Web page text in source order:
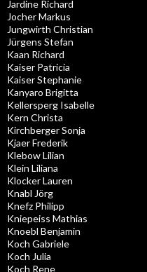
Jardine Richard
Jocher Markus
Jungwirth Christian
Jürgens Stefan
Kaan Richard
Kaiser Patricia
Kaiser Stephanie
Kanyaro Brigitta
Kellersperg Isabelle
Kern Christa
Kirchberger Sonja
Kjaer Frederik
Klebow Lilian
Klein Liliana
Klocker Lauren
Knabl Jörg
Knefz Philipp
Kniepeiss Mathias
Knoebl Benjamin
Koch Gabriele
Koch Julia
Koch Rene